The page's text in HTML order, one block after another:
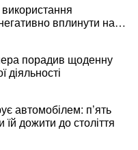
використання
вплинути на
порадив щоденну
діяльності
автомобілем: п’ять
їй дожити до століття